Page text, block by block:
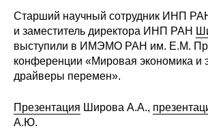
Сотрудники
Отчетность
Старший научный сотрудник ИНП
и заместитель директора ИНП РАН
выступили в ИМЭМО РАН им. Е.М.
конференции «Мировая экономика и
драйверы перемен».
Презентация Широва А.А.,
А.Ю.